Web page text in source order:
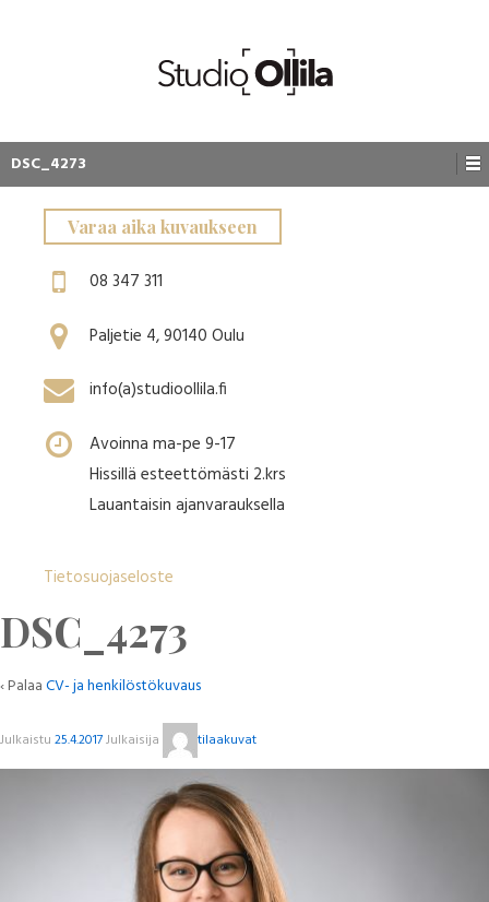
DSC_4273
Varaa aika kuvaukseen
08 347 311
Paljetie 4, 90140 Oulu
info(a)studioollila.fi
Avoinna ma-pe 9-17
Hissillä esteettömästi 2.krs
Lauantaisin ajanvarauksella
Tietosuojaseloste
DSC_4273
‹ PalaaCV- ja henkilöstökuvaus
Julkaistu 25.4.2017Julkaisija tilaakuvat